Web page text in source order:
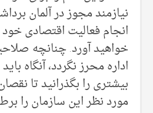
نیازمند مجوز در آلمان
انجام فعالیت اقتصادی
خواهید آورد. چنانچه
اداره محرز نگردد، آنگاه
بیشتری را بگذرانید تا
مورد نظر این سازمان را